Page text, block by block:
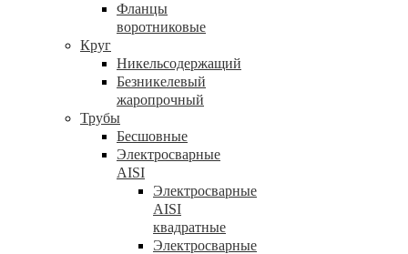
Фланцы
воротниковые
Круг
Никельсодержащий
Безникелевый
жаропрочный
Трубы
Бесшовные
Электросварные
AISI
Электросварные
AISI
квадратные
Электросварные